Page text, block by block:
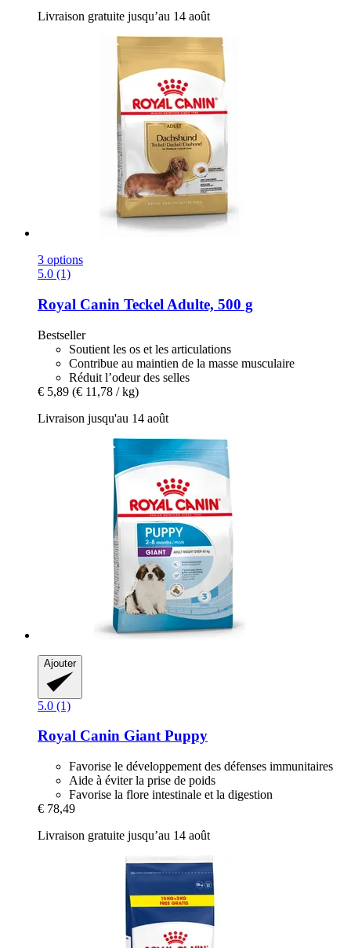
Livraison gratuite jusqu’au 14 août
3 options
5.0 (1)
Royal Canin Teckel Adulte, 500 g
Bestseller
Soutient les os et les articulations
Contribue au maintien de la masse musculaire
Réduit l’odeur des selles
€ 5,89 (€ 11,78 / kg)
Livraison jusqu'au 14 août
Ajouter
5.0 (1)
Royal Canin Giant Puppy
Favorise le développement des défenses immunitaires
Aide à éviter la prise de poids
Favorise la flore intestinale et la digestion
€ 78,49
Livraison gratuite jusqu’au 14 août